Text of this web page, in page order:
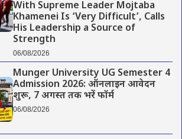
With Supreme Leader Mojtaba
Khamenei Is ‘Very Difficult’, Calls
His Leadership a Source of
Strength
06/08/2026
Munger University UG Semester 4
Admission 2026: ऑनलाइन आवेदन
शुरू, 7 अगस्त तक भरें फॉर्म
06/08/2026